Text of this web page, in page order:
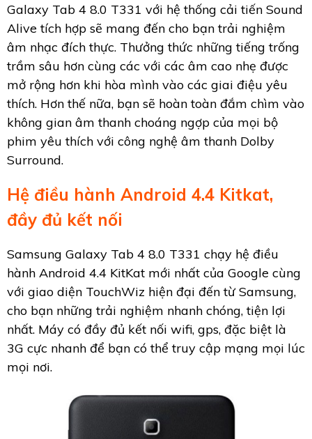
Galaxy Tab 4 8.0 T331 với hệ thống cải tiến Sound
Alive tích hợp sẽ mang đến cho bạn trải nghiệm
âm nhạc đích thực. Thưởng thức những tiếng trống
trầm sâu hơn cùng các với các âm cao nhẹ được
mở rộng hơn khi hòa mình vào các giai điệu yêu
thích. Hơn thế nữa, bạn sẽ hoàn toàn đắm chìm vào
không gian âm thanh choáng ngợp của mọi bộ
phim yêu thích với công nghệ âm thanh Dolby
Surround.
Hệ điều hành Android 4.4 Kitkat,
đầy đủ kết nối
Samsung Galaxy Tab 4 8.0 T331 chạy hệ điều
hành Android 4.4 KitKat mới nhất của Google cùng
với giao diện TouchWiz hiện đại đến từ Samsung,
cho bạn những trải nghiệm nhanh chóng, tiện lợi
nhất. Máy có đầy đủ kết nối wifi, gps, đặc biệt là
3G cực nhanh để bạn có thể truy cập mạng mọi lúc
mọi nơi.